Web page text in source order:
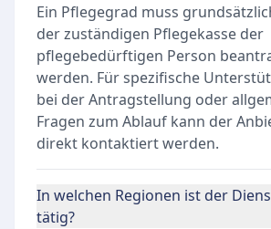
Ein Pflegegrad muss
der zuständigen Pflegekasse der
pflegebedürftigen Person
werden. Für spezifische
bei der Antragstellung oder
Fragen zum Ablauf kann der
direkt kontaktiert werden.
In welchen Regionen ist der
tätig?